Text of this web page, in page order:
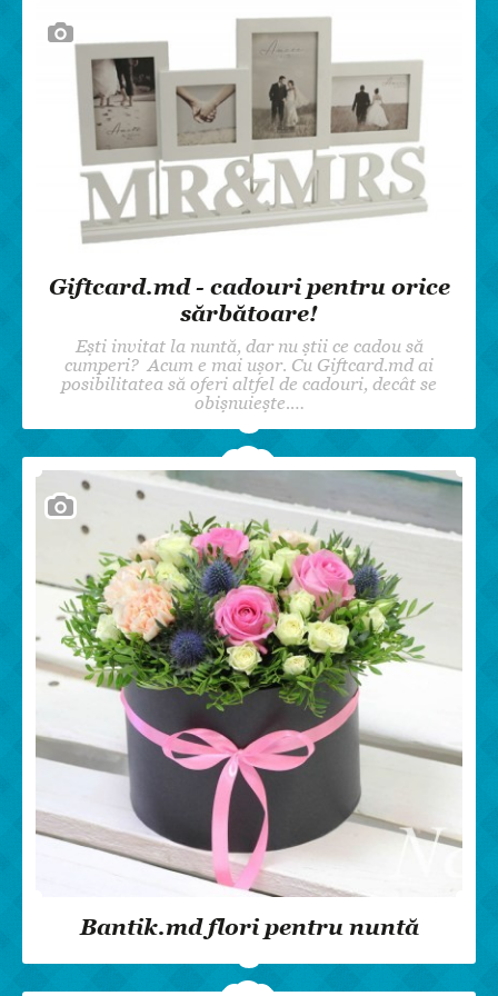
Giftcard.md - cadouri pentru orice
sărbătoare!
Ești invitat la nuntă, dar nu știi ce cadou să
cumperi? Acum e mai ușor. Cu Giftcard.md ai
posibilitatea să oferi altfel de cadouri, decât se
obișnuiește.…
Bantik.md flori pentru nuntă